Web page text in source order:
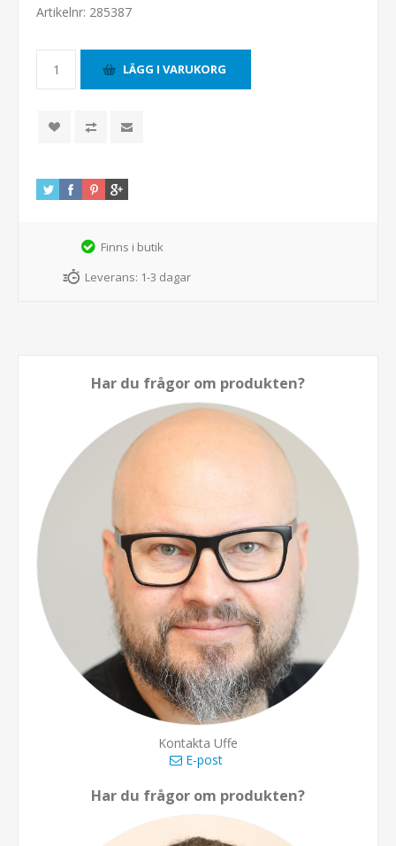
Artikelnr: 285387
Finns i butik
Leverans: 1-3 dagar
Har du frågor om produkten?
Kontakta Uffe
E-post
Har du frågor om produkten?